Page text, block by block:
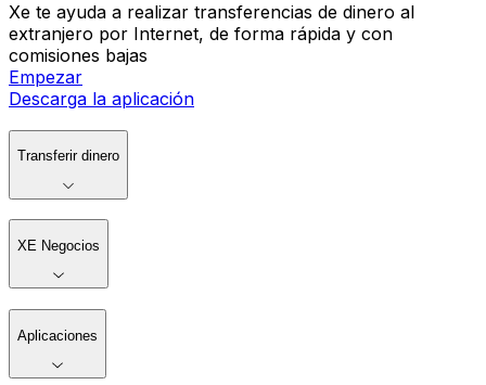
Xe te ayuda a realizar transferencias de dinero al
extranjero por Internet, de forma rápida y con
comisiones bajas
Empezar
Descarga la aplicación
Transferir dinero
XE Negocios
Aplicaciones